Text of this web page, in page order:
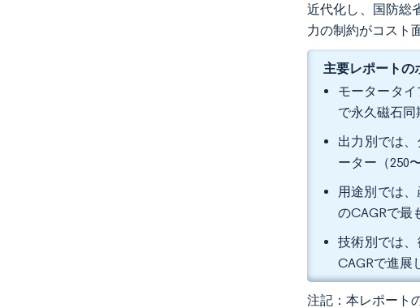
近代化し、国防総
力の制約がコスト
主要レポートの
モータータ
で永久磁石同
出力別では
ーター（250
用途別では、
のCAGRで最
技術別では、
CAGRで進展
注記：本レポート